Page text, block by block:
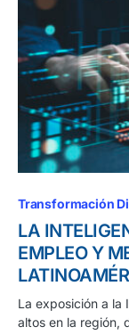
Transformación
LA
EMPLEO Y
La exposición a la
altos en la región,